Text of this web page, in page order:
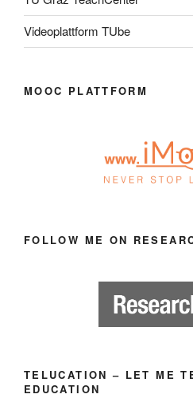
Videoplattform TUbe
MOOC PLATTFORM
FOLLOW ME ON
TELUCATION – LET ME
EDUCATION